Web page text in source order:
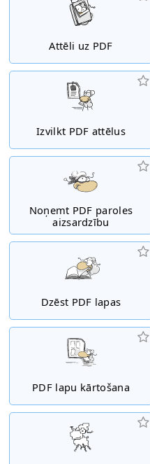
Attēli uz PDF
Izvilkt PDF attēlus
Noņemt PDF paroles
aizsardzību
Dzēst PDF lapas
PDF lapu kārtošana